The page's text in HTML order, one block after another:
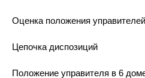
Оценка положения
Цепочка диспозиций
Положение управителя в 6